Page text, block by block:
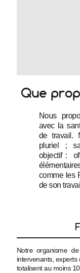
Que
Nous
avec la
de travail.
pluriel ;
objectif :
comme les
de son
Notre organisme
intervenants,
totalisent au moins